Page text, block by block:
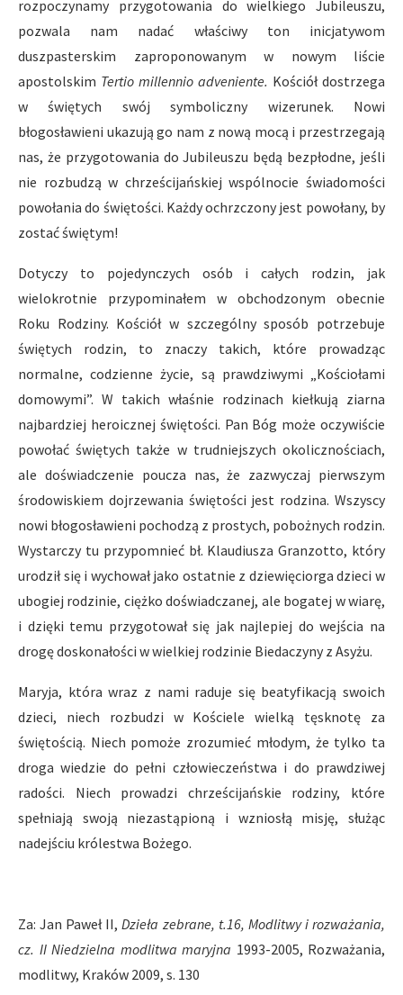
rozpoczynamy przygotowania do wielkiego Jubileuszu,
pozwala nam nadać właściwy ton inicjatywom
duszpasterskim zaproponowanym w nowym liście
apostolskim Tertio millennio adveniente. Kościół dostrzega
w świętych swój symboliczny wizerunek. Nowi
błogosławieni ukazują go nam z nową mocą i przestrzegają
nas, że przygotowania do Jubileuszu będą bezpłodne, jeśli
nie rozbudzą w chrześcijańskiej wspólnocie świadomości
powołania do świętości. Każdy ochrzczony jest powołany, by
zostać świętym!
Dotyczy to pojedynczych osób i całych rodzin, jak
wielokrotnie przypominałem w obchodzonym obecnie
Roku Rodziny. Kościół w szczególny sposób potrzebuje
świętych rodzin, to znaczy takich, które prowadząc
normalne, codzienne życie, są prawdziwymi „Kościołami
domowymi”. W takich właśnie rodzinach kiełkują ziarna
najbardziej heroicznej świętości. Pan Bóg może oczywiście
powołać świętych także w trudniejszych okolicznościach,
ale doświadczenie poucza nas, że zazwyczaj pierwszym
środowiskiem dojrzewania świętości jest rodzina. Wszyscy
nowi błogosławieni pochodzą z prostych, pobożnych rodzin.
Wystarczy tu przypomnieć bł. Klaudiusza Granzotto, który
urodził się i wychował jako ostatnie z dziewięciorga dzieci w
ubogiej rodzinie, ciężko doświadczanej, ale bogatej w wiarę,
i dzięki temu przygotował się jak najlepiej do wejścia na
drogę doskonałości w wielkiej rodzinie Biedaczyny z Asyżu.
Maryja, która wraz z nami raduje się beatyfikacją swoich
dzieci, niech rozbudzi w Kościele wielką tęsknotę za
świętością. Niech pomoże zrozumieć młodym, że tylko ta
droga wiedzie do pełni człowieczeństwa i do prawdziwej
radości. Niech prowadzi chrześcijańskie rodziny, które
spełniają swoją niezastąpioną i wzniosłą misję, służąc
nadejściu królestwa Bożego.
Za: Jan Paweł II, Dzieła zebrane, t.16, Modlitwy i rozważania,
cz. II Niedzielna modlitwa maryjna 1993-2005, Rozważania,
modlitwy, Kraków 2009, s. 130